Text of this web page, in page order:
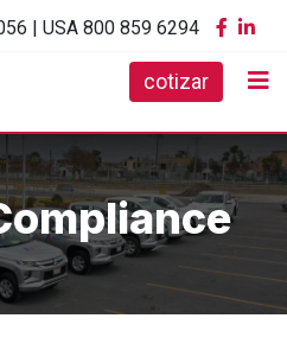
| USA 800 859 6294
cotizar